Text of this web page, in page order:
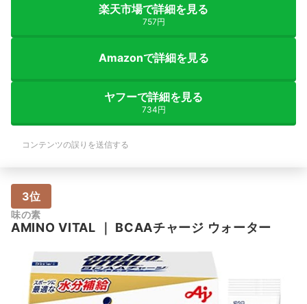
楽天市場で詳細を見る
757円
Amazonで詳細を見る
ヤフーで詳細を見る
734円
コンテンツの誤りを送信する
3位
味の素
AMINO VITAL ｜ BCAAチャージ ウォーター